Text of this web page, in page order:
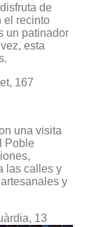
de
el recinto
un patinador
esta
167
una visita
Poble
las calles y
y
13